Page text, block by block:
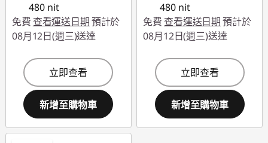
480 nit
免費 查看運送日期預計於
08月12日(週三)送達
立即查看
新增至購物車
480 nit
免費 查看運送日期預計於
08月12日(週三)送達
立即查看
新增至購物車